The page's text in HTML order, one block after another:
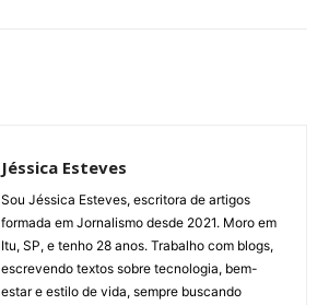
Jéssica Esteves
Sou Jéssica Esteves, escritora de artigos
formada em Jornalismo desde 2021. Moro em
Itu, SP, e tenho 28 anos. Trabalho com blogs,
escrevendo textos sobre tecnologia, bem-
estar e estilo de vida, sempre buscando